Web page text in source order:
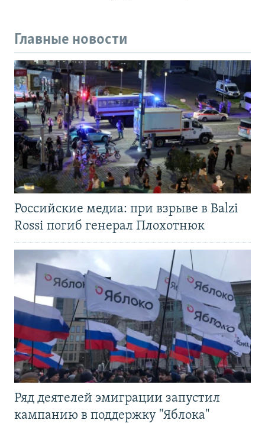
Главные новости
Российские медиа: при взрыве в Balzi
Rossi погиб генерал Плохотнюк
Ряд деятелей эмиграции запустил
кампанию в поддержку "Яблока"